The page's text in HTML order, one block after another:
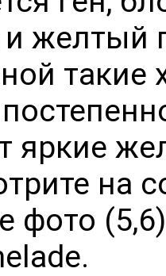
желтый
такие
яркие
на
фото
.